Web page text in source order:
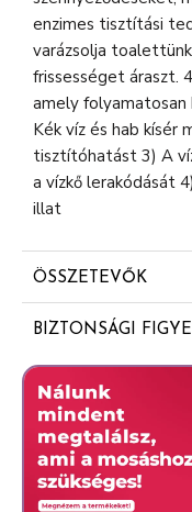
enzimes tisztítási
varázsolja
frissességet áraszt.
amely
Kék víz és hab kísér
tisztítóhatást 3) A
a vízkő lerakódását
illat
ÖSSZETEVŐK
>30% anionos
Illatanyagok
Amyl Salicylate,
Rose Ketones,
BIZTONSÁGI
Bref Color Auto
Bőrirritáló hatású.
tanácsadás esetén
vagy címkéjét.
Védőkesztyű /
BŐRRE KERÜL: